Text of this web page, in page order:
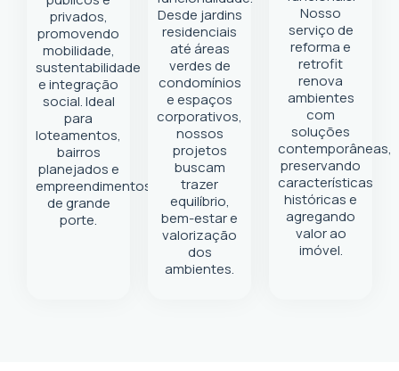
privados,
promovendo
mobilidade,
sustentabilidade
e integração
social. Ideal
para
loteamentos,
bairros
planejados e
empreendimentos
de grande
porte.
Desde jardins
residenciais
até áreas
verdes de
condomínios
e espaços
corporativos,
nossos
projetos
buscam
trazer
equilíbrio,
bem-estar e
valorização
dos
ambientes.
Nosso
serviço de
reforma e
retrofit
renova
ambientes
com
soluções
contemporâneas,
preservando
características
históricas e
agregando
valor ao
imóvel.